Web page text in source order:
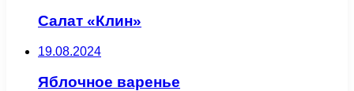
Салат «Клин»
19.08.2024
Яблочное варенье